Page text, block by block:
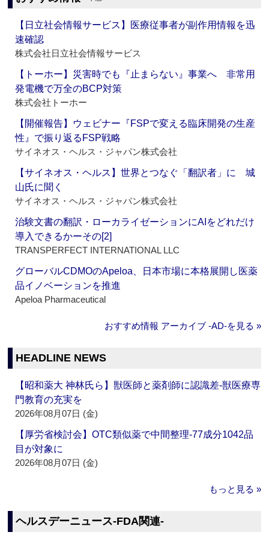
【日立社会情報サービス】医療従事者が副作用情報を迅
速確認
株式会社日立社会情報サービス
【トーホー】災害時でも『止まらない』事業へ 非常用
発電機で万全のBCP対策
株式会社トーホー
【開催報告】ウェビナー『FSPで変える臨床開発の生産
性』で振り返るFSP戦略
サイネオス・ヘルス・ジャパン株式会社
【サイネオス・ヘルス】世界とつなぐ「翻訳者」に 城
山氏に聞く
サイネオス・ヘルス・ジャパン株式会社
治験文書の翻訳・ローカライゼーションにAIをどれだけ
導入できるかーその[2]
TRANSPERFECT INTERNATIONAL LLC
グローバルCDMOのApeloa、日本市場に本格展開し医薬
品イノベーションを推進
Apeloa Pharmaceutical
おすすめ情報 アーカイブ ‐AD‐を見る »
HEADLINE NEWS
【昭和薬大 神林氏ら】獣医師と薬剤師に認識差‐獣医療専
門教育の充実を
2026年08月07日 (金)
【厚労省検討会】OTC類似薬で中間整理‐77成分1042品
目が対象に
2026年08月07日 (金)
もっと見る »
ヘルスデーニュース‐FDA関連‐